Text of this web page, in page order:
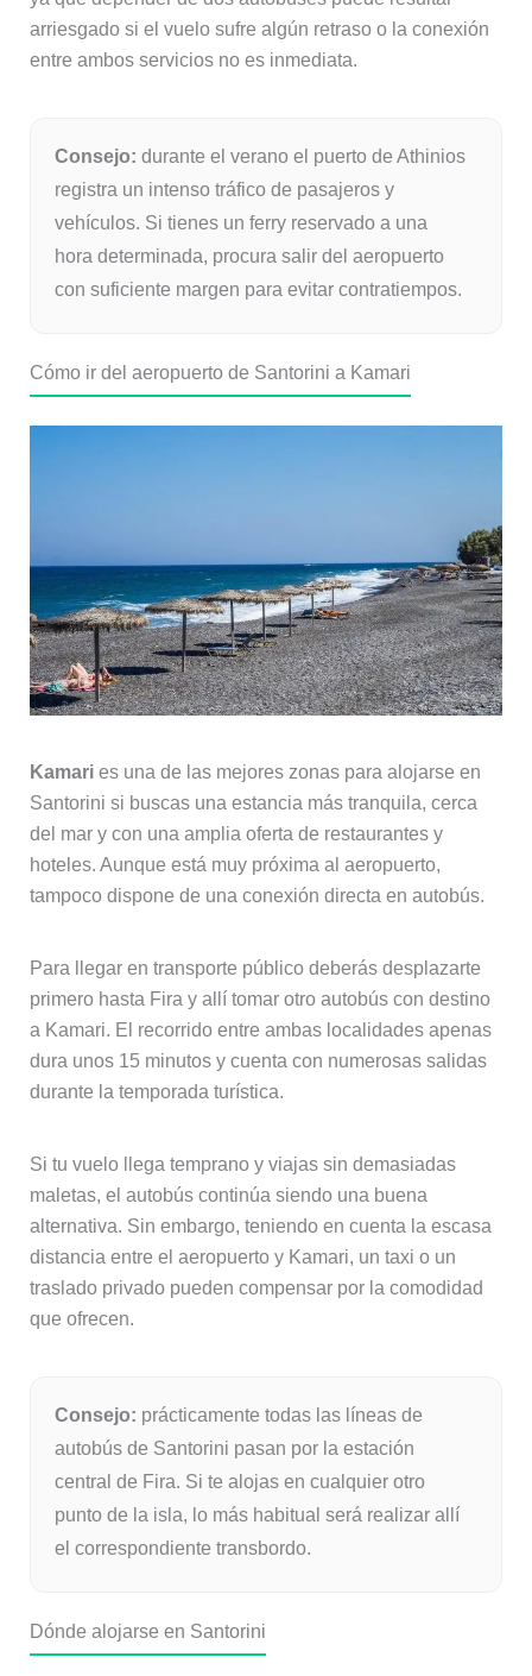
arriesgado si el vuelo sufre algún retraso o la conexión
entre ambos servicios no es inmediata.
Consejo: durante el verano el puerto de Athinios
registra un intenso tráfico de pasajeros y
vehículos. Si tienes un ferry reservado a una
hora determinada, procura salir del aeropuerto
con suficiente margen para evitar contratiempos.
Cómo ir del aeropuerto de Santorini a Kamari
Kamaries una de las mejores zonas para alojarse en
Santorini si buscas una estancia más tranquila, cerca
del mar y con una amplia oferta de restaurantes y
hoteles. Aunque está muy próxima al aeropuerto,
tampoco dispone de una conexión directa en autobús.
Para llegar en transporte público deberás desplazarte
primero hasta Fira y allí tomar otro autobús con destino
a Kamari. El recorrido entre ambas localidades apenas
dura unos 15 minutos y cuenta con numerosas salidas
durante la temporada turística.
Si tu vuelo llega temprano y viajas sin demasiadas
maletas, el autobús continúa siendo una buena
alternativa. Sin embargo, teniendo en cuenta la escasa
distancia entre el aeropuerto y Kamari, un taxi o un
traslado privado pueden compensar por la comodidad
que ofrecen.
Consejo: prácticamente todas las líneas de
autobús de Santorini pasan por la estación
central de Fira. Si te alojas en cualquier otro
punto de la isla, lo más habitual será realizar allí
el correspondiente transbordo.
Dónde alojarse en Santorini